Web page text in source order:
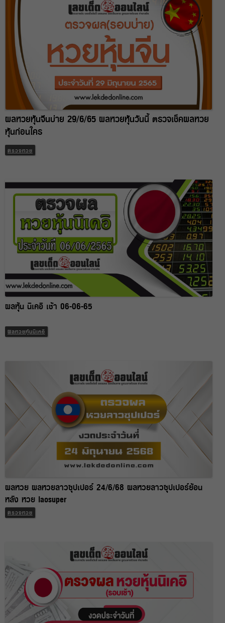
ผลหวยหุ้นจีนบ่าย 29/6/65 ผลหวยหุ้นวันนี้ ตรวจเช็คผลหวย
หุ้นก่อนใคร
ตรวจหวย
ผลหุ้น นิเคอิ เช้า 06-06-65
ผลหวยหุ้นนิเคอิ
ผลหวย ผลหวยลาวซุปเปอร์ 24/6/68 ผลหวยลาวซุปเปอร์ย้อน
หลัง หวย laosuper
ตรวจหวย